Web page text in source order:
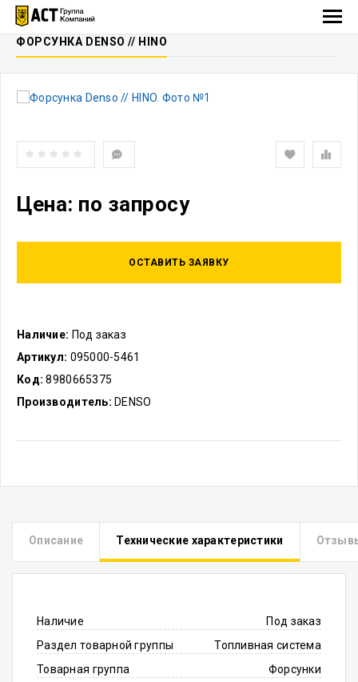
ФОРСУНКА DENSO // HINO
Наличие: Под заказ
Артикул: 095000-5461
Код: 8980665375
Производитель: DENSO
Цена: по запросу
ОСТАВИТЬ ЗАЯВКУ
Описание Технические характеристики
Наличие
Под заказ
Раздел товарной группы
Топливная система
Товарная группа
Форсунки